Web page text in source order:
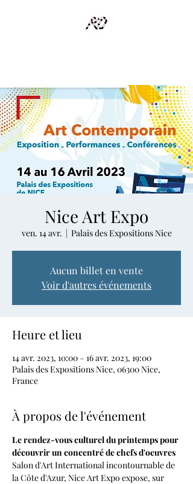
Nice Art Expo
ven. 14 avr.
  |
Palais des Expositions Nice
Aucun billet en vente
Voir d'autres événements
Heure et lieu
14 avr. 2023, 10:00 – 16 avr. 2023, 19:00
Palais des Expositions Nice, 06300 Nice,
France
À propos de l'événement
Le rendez-vous culturel du printemps pour
découvrir un concentré de chefs d'oeuvres
Salon d'Art International incontournable de
la Côte d'Azur, Nice Art Expo expose, sur